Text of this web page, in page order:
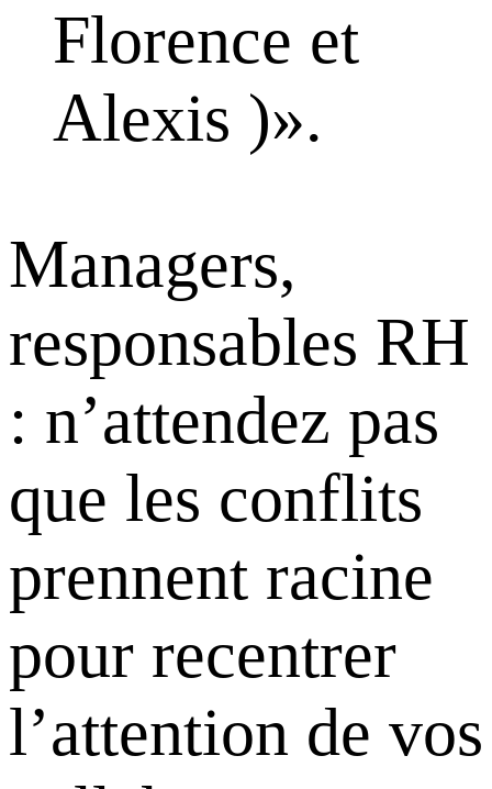
Florence et
Alexis )».
Managers,
responsables RH
: n’attendez pas
que les conflits
prennent racine
pour recentrer
l’attention de vos